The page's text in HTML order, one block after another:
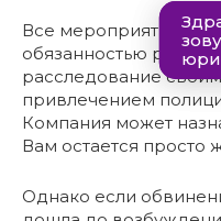
Все мероприятия по
обязанностью
расследование
привлечением
Компания может
Вам остается просто
Однако если